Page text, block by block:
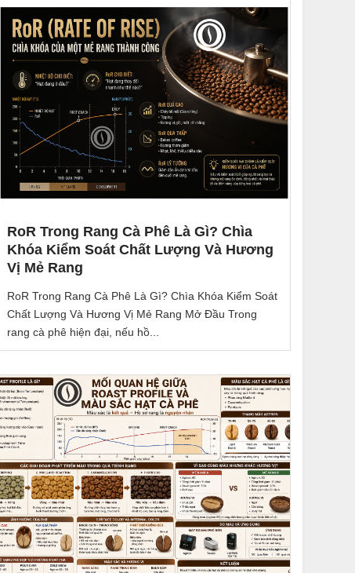
RoR Trong Rang Cà Phê Là Gì? Chìa
Khóa Kiểm Soát Chất Lượng Và Hương
Vị Mẻ Rang
RoR Trong Rang Cà Phê Là Gì? Chìa Khóa Kiểm Soát
Chất Lượng Và Hương Vị Mẻ Rang Mở Đầu Trong
rang cà phê hiện đại, nếu hồ...